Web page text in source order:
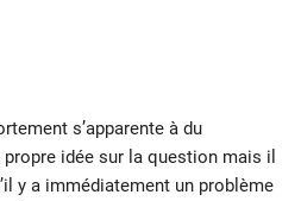
s’apparente à du
idée sur la question mais il
y a immédiatement un problème